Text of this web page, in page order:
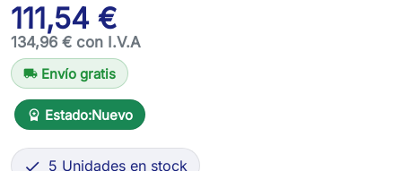
111,54 €
134,96 € con I.V.A
local_shipping Envío gratis
workspace_premium Estado:Nuevo
 5 Unidades en stock